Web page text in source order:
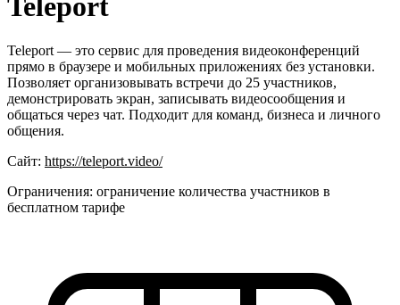
Teleport
Teleport — это сервис для проведения видеоконференций
прямо в браузере и мобильных приложениях без установки.
Позволяет организовывать встречи до 25 участников,
демонстрировать экран, записывать видеосообщения и
общаться через чат. Подходит для команд, бизнеса и личного
общения.
Сайт: https://teleport.video/
Ограничения: ограничение количества участников в
бесплатном тарифе